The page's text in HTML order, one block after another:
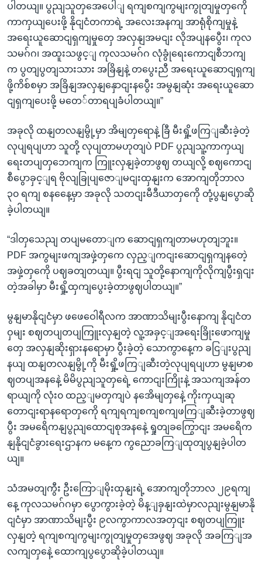
ပါတယျ။ ပွညျသူတှအေပေါျ ရကျစကျကွမျးကွုတျမှုတှကေို
ကာကှယျပေးဖို့ နိုငျငံတကာရဲ့ အလေးအနကျ အာရုံစိုကျမှုနဲ့
အရေးယူဆောငျရှကျမှုတှေ အလှနျအမငျး လိုအပျနပွေီး၊ ကုလ
သမဂ်ဂ၊ အထူးသဖွင့ျ ကုလသမဂ်ဂ လုံခွုံရေးကောငျစီဘကျ
က ပွတျပွတျသားသား အခြိနျနဲ့ တပွေးညီ အရေးယူဆောငျရှကျ
ဖို့ကိစ်စမှာ အခြိနျအလှနျနှောငျးနပွေီး အမွနျဆုံး အရေးယူဆော
ငျရှကျပေးဖို့ မတေ်တာရပျခံပါတယျ။”
အခုလို ထနျတလနျမွို့မှာ အိမျတှရောနဲ့ ခြီ မီးရှို့ဖကြျဆီးခဲ့တဲ့
လုပျရပျဟာ သူတို့ လုပျတာမဟုတျပဲ PDF ပွညျသူ့ကာကှယျ
ရေးတပျတှဘေကျက ကြူးလှနျခဲ့တာဖွဈ တယျလို့ စဈကောငျ
စီပွောခှင့ျရ ဗိုလျခြုပျဇောျမငျးထှနျးက အောကျတိုဘာလ
၃၀ ရကျ စနနေေ့မှာ အခုလို သတငျးမီဒီယာတှကေို တုံ့ပွနျပွောဆို
ခဲ့ပါတယျ။
“ဒါတှသေညျ တပျမတောျက ဆောငျရှကျတာမဟုတျဘူး။
PDF အကွမျးဖကျအဖှဲ့တှကေ လှည့ျကငျးဆောငျရှကျနတေဲ့
အဖှဲ့တှကေို ပဈခတျတယျ။ ပွီးရငျ သူတို့နောကျကိုလိုကျပွီးရှငျး
တဲ့အခါမှာ မီးရှို့ထှကျပွေးခဲ့တာဖွဈပါတယျ။”
မွနျမာနိုငျငံမှာ ဖဖေဝေါရီလက အာဏာသိမျးပွီးနောကျ နိုငျငံတ
ဝှမျး စဈတပျတပျကြူးလှနျတဲ့ လူ့အခှင့ျအရေးခြိုးဖောကျမှု
တှေ အလှနျဆိုးရှားနရောမှာ ပွီးခဲ့တဲ့ သောကွာနေ့က ခငြျးပွညျ
နယျ ထနျတလနျမွို့ကို မီးရှို့ဖကြျဆီးတဲ့လုပျရပျဟာ မွနျမာစ
ဈတပျအနနေဲ့ မိမိပွညျသူတှရေဲ့ ကောငျးကြိုးနဲ့ အသကျအန်တ
ရာယျကို လုံး၀ ထည့ျမတှကျပဲ နအေိမျတှနေဲ့ ကိုးကှယျဆု
တောငျးရာနရောတှကေို ရကျရကျစကျစကျဖကြျဆီးခဲ့တာဖွဈ
ပွီး အမရေိကနျပွညျထောငျစုအနနေဲ့ ရှုတျခကြွောငျး အမရေိက
နျနိုငျငံခွားရေးဌာနက မနေ့က ကွညောခကြျထုတျပွနျခဲ့ပါတ
ယျ။
သံအမတျကွီး ဦးကြောျမိုးထှနျးရဲ့ အောကျတိုဘာလ ၂၉ရကျ
နေ့ ကုလသမဂ်ဂမှာ ပွောကွားခဲ့တဲ့ မိန့ျခှနျးထဲမှာလညျးမွနျမာနို
ငျငံမှာ အာဏာသိမျးပွီး ၉လကွာကာလအတှငျး စဈတပျကြူး
လှနျတဲ့ ရကျစကျကွမျးကွုတျမှုတှအေဖွဈ အခုလို အခကြျအ
လကျတှနေဲ့ ထောကျပွပွောဆိုခဲ့ပါတယျ။